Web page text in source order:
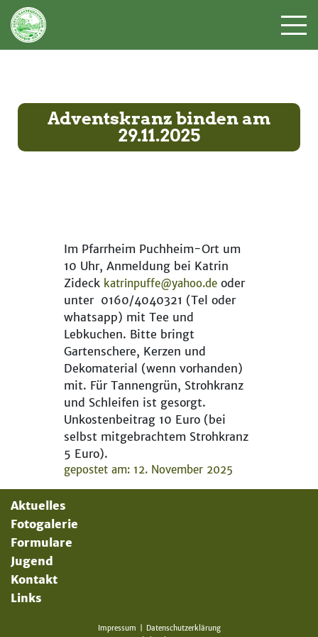
Adventskranz binden am
29.11.2025
Im Pfarrheim Puchheim-Ort um
10 Uhr, Anmeldung bei Katrin
Zideck katrinpuffe@yahoo.deoder
unter 0160/4040321 (Tel oder
whatsapp) mit Tee und
Lebkuchen. Bitte bringt
Gartenschere, Kerzen und
Dekomaterial (wenn vorhanden)
mit. Für Tannengrün, Strohkranz
und Schleifen ist gesorgt.
Unkostenbeitrag 10 Euro (bei
selbst mitgebrachtem Strohkranz
5 Euro).
gepostet am: 12. November 2025
Aktuelles
Fotogalerie
Formulare
Jugend
Kontakt
Links
Impressum
Datenschutzerklärung